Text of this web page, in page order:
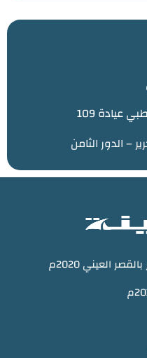
– الدور الثامن
العيني 2020م